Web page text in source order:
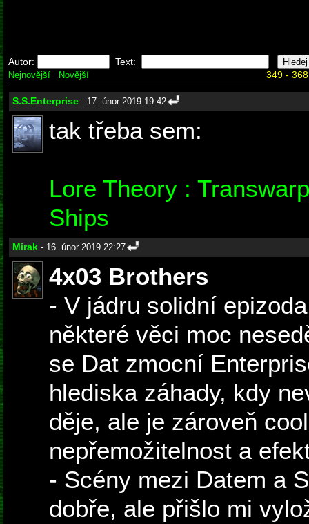
Autor: Text:
Nejnovější Novější 349 -
S.S.Enterprise - 17. únor 2019 19:42
tak třeba sem:
Lore Theory :
Ships
Mirak - 16. únor 2019 22:27
4x03 Brothers
- V jádru solidní
některé věci moc
se Dat zmocní
hlediska záhady, kdy
děje, ale je zároveň
nepřemožitelnost a
- Scény mezi Datem a
dobře, ale přišlo mi